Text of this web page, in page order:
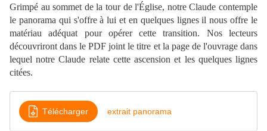
Grimpé au sommet de la tour de l'Église, notre Claude contemple
le panorama qui s'offre à lui et en quelques lignes il nous offre le
matériau adéquat pour opérer cette transition. Nos lecteurs
découvriront dans le PDF joint le titre et la page de l'ouvrage dans
lequel notre Claude relate cette ascension et les quelques lignes
citées.
Télécharger extrait panorama